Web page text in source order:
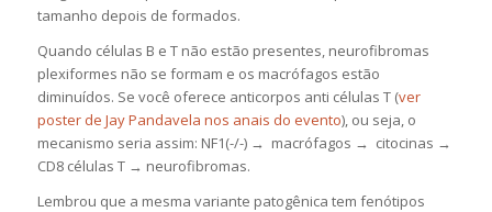
tamanho depois de formados.
Quando células B e T não estão presentes, neurofibromas
plexiformes não se formam e os macrófagos estão
diminuídos. Se você oferece anticorpos anti células T (ver
poster de Jay Pandavela nos anais do evento), ou seja, o
mecanismo seria assim: NF1(-/-) → macrófagos → citocinas →
CD8 células T → neurofibromas.
Lembrou que a mesma variante patogênica tem fenótipos